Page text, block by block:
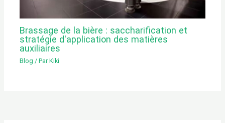
Brassage de la bière : saccharification et
stratégie d'application des matières
auxiliaires
Blog / ParKiki